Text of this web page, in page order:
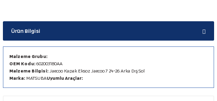
Ürün Bilgisi
Malzeme Grubu:
OEM Kodu:602003180AA
Malzeme Bilgisi: Jaecoo Kapak Eksoz Jaecoo 7 24-26 Arka Dış Sol
Marka: MATSUBAUyumlu Araçlar: